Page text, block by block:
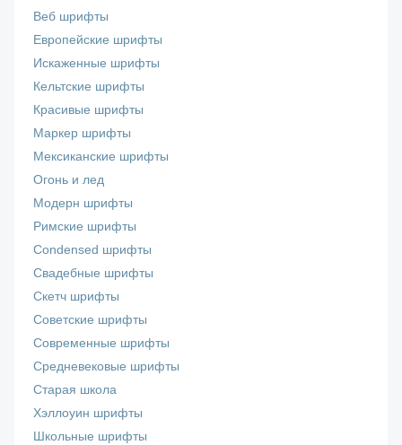
Веб шрифты
Европейские шрифты
Искаженные шрифты
Кельтские шрифты
Красивые шрифты
Маркер шрифты
Мексиканские шрифты
Огонь и лед
Модерн шрифты
Римские шрифты
Сondensed шрифты
Свадебные шрифты
Скетч шрифты
Советские шрифты
Современные шрифты
Средневековые шрифты
Старая школа
Хэллоуин шрифты
Школьные шрифты